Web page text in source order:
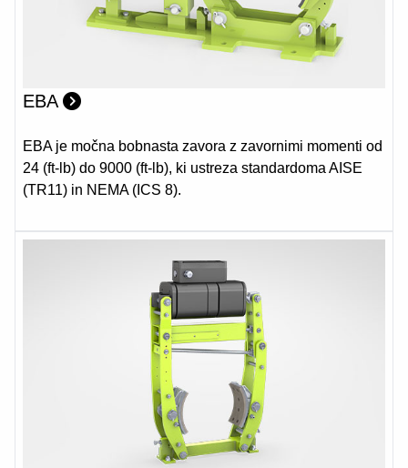
EBA
EBA je močna bobnasta zavora z zavornimi momenti od
24 (ft-lb) do 9000 (ft-lb), ki ustreza standardoma AISE
(TR11) in NEMA (ICS 8).